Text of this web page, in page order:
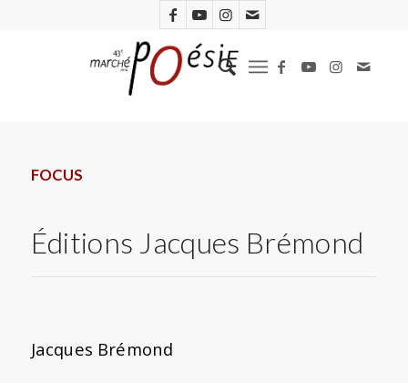
FOCUS
Éditions Jacques Brémond
Jacques Brémond